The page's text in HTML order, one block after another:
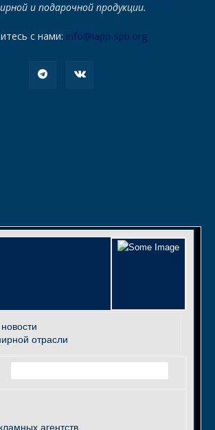
и подарочной продукции.
с нами: info@iapp-spb.org
отрасли
агентств